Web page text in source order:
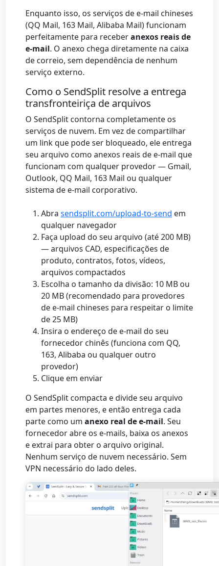
Enquanto isso, os serviços de e-mail chineses
(QQ Mail, 163 Mail, Alibaba Mail) funcionam
perfeitamente para receberanexos reais de
e-mail. O anexo chega diretamente na caixa
de correio, sem dependência de nenhum
serviço externo.
Como o SendSplit resolve a entrega
transfronteiriça de arquivos
O SendSplit contorna completamente os
serviços de nuvem. Em vez de compartilhar
um link que pode ser bloqueado, ele entrega
seu arquivo como anexos reais de e-mail que
funcionam com qualquer provedor — Gmail,
Outlook, QQ Mail, 163 Mail ou qualquer
sistema de e-mail corporativo.
Abra sendsplit.com/upload-to-send em
qualquer navegador
Faça upload do seu arquivo (até 200 MB)
— arquivos CAD, especificações de
produto, contratos, fotos, vídeos,
arquivos compactados
Escolha o tamanho da divisão: 10 MB ou
20 MB (recomendado para provedores
de e-mail chineses para respeitar o limite
de 25 MB)
Insira o endereço de e-mail do seu
fornecedor chinês (funciona com QQ,
163, Alibaba ou qualquer outro
provedor)
Clique em enviar
O SendSplit compacta e divide seu arquivo
em partes menores, e então entrega cada
parte como um anexo real de e-mail. Seu
fornecedor abre os e-mails, baixa os anexos
e extrai para obter o arquivo original.
Nenhum serviço de nuvem necessário. Sem
VPN necessário do lado deles.